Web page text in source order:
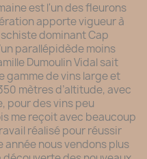
est l'un des fleurons
apporte vigueur à
dominant Cap
parallépidède moins
Dumoulin Vidal sait
gamme de vins large et
mètres d’altitude, avec
pour des vins peu
me reçoit avec beaucoup
réalisé pour réussir
nous vendons plus